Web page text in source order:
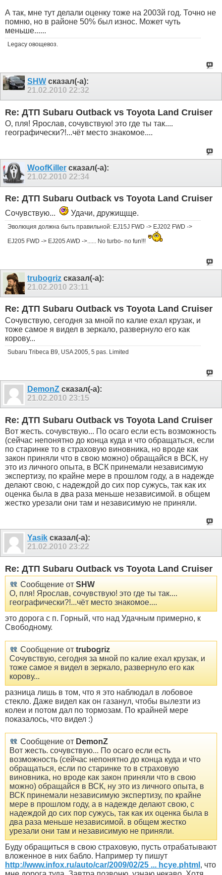
А так, мне тут делали оценку тоже на 2003й год. Точно не
помню, но в районе 50% был износ. Может чуть
меньше......
Legacy овощевоз.
SHW сказал(-а):
21.02.2010 22:32
Re: ДТП Subaru Outback vs Toyota Land Cruiser
О, пля! Ярослав, сочувствую! это где ты так....
географически?!...чёт место знакомое....
WoofKiller сказал(-а):
21.02.2010 22:34
Re: ДТП Subaru Outback vs Toyota Land Cruiser
Сочувствую... Удачи, дружищще.
Эволюция должна быть правильной: EJ15J FWD -> EJ202 FWD ->
EJ205 FWD -> EJ205 AWD ->...... No turbo- no fun!!!
trubogriz сказал(-а):
21.02.2010 23:11
Re: ДТП Subaru Outback vs Toyota Land Cruiser
Сочувствую, сегодня за мной по калие ехал крузак, и
тоже самое я видел в зеркало, развернуло его как
корову...
Subaru Tribeca B9, USA 2005, 5 pas. Limited
DemonZ сказал(-а):
21.02.2010 23:15
Re: ДТП Subaru Outback vs Toyota Land Cruiser
Вот жесть. сочувствую... По осаго если есть возможность
(сейчас непонятно до конца куда и что обращаться, если
по старинке то в страховую виновника, но вроде как
закон приняли что в свою можно) обращайся в ВСК, ну
это из личного опыта, в ВСК принемали независимую
экспертизу, по крайне мере в прошлом году, а в надежде
делают свою, с надеждой до сих пор сужусь, так как их
оценка была в два раза меньше независимой. в общем
жестко урезали они там и независимую не приняли.
Yasik сказал(-а):
21.02.2010 23:22
Re: ДТП Subaru Outback vs Toyota Land Cruiser
Сообщение от SHW
О, пля! Ярослав, сочувствую! это где ты так....
географически?!...чёт место знакомое....
это дорога с п. Горный, что над Удачным примерно, к
Свободному.
Сообщение от trubogriz
Сочувствую, сегодня за мной по калие ехал крузак, и
тоже самое я видел в зеркало, развернуло его как
корову...
разница лишь в том, что я это наблюдал в лобовое
стекло. Даже видел как он газанул, чтобы вылезти из
колеи и потом дал по тормозам. По крайней мере
показалось, что видел :)
Сообщение от DemonZ
Вот жесть. сочувствую... По осаго если есть
возможность (сейчас непонятно до конца куда и что
обращаться, если по старинке то в страховую
виновника, но вроде как закон приняли что в свою
можно) обращайся в ВСК, ну это из личного опыта, в
ВСК принемали независимую экспертизу, по крайне
мере в прошлом году, а в надежде делают свою, с
надеждой до сих пор сужусь, так как их оценка была в
два раза меньше независимой. в общем жестко
урезали они там и независимую не приняли.
Буду обращиться в свою страховую, пусть отрабатывают
вложенное в них бабло. Например ту пишут
http://www.infox.ru/auto/car/2009/02/25 ... hcye.phtml , что